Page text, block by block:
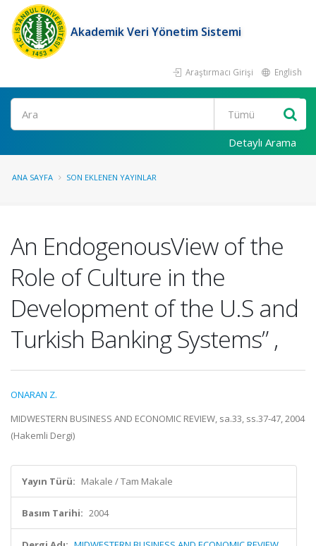
Akademik Veri Yönetim Sistemi
Araştırmacı Girişi English
Ara
Detaylı Arama
ANA SAYFA SON EKLENEN YAYINLAR
An EndogenousView of the
Role of Culture in the
Development of the U.S and
Turkish Banking Systems” ,
ONARAN Z.
MIDWESTERN BUSINESS AND ECONOMIC REVIEW, sa.33, ss.37-47, 2004
(Hakemli Dergi)
Yayın Türü: Makale / Tam Makale
Basım Tarihi: 2004